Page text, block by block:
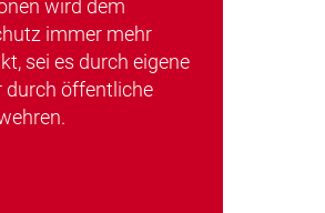
wird dem
immer mehr
sei es durch eigene
durch öffentliche